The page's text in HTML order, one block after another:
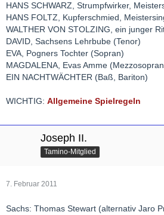
HANS SCHWARZ, Strumpfwirker,
HANS FOLTZ, Kupferschmied,
WALTHER VON STOLZING, ein junger
DAVID, Sachsens Lehrbube (Tenor)
EVA, Pogners Tochter (Sopran)
MAGDALENA, Evas Amme
EIN NACHTWÄCHTER (Baß, Bariton)
WICHTIG: Allgemeine Spielregeln
Joseph II.
Tamino-Mitglied
7. Februar 2011
Sachs: Thomas Stewart (alternativ Jaro